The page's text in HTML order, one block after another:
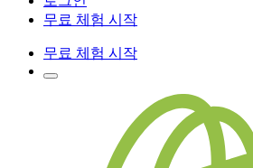
무료 체험 시작
무료 체험 시작